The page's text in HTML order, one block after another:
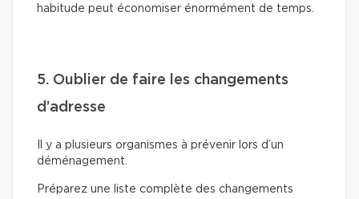
habitude peut économiser énormément de temps.
5. Oublier de faire les changements
d’adresse
Il y a plusieurs organismes à prévenir lors d’un
déménagement.
Préparez une liste complète des changements